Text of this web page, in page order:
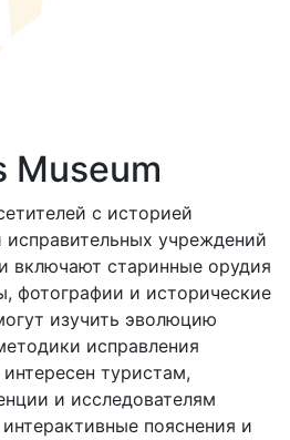
Museum
с историей
учреждений
включают старинные орудия
фотографии и исторические
изучить эволюцию
исправления
туристам,
и исследователям
пояснения и